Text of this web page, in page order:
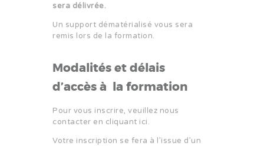
sera délivrée.
Un support dématérialisé vous sera
remis lors de la formation.
Modalités et délais
d’accès à la formation
Pour vous inscrire, veuillez nous
contacter en cliquant ici.
Votre inscription se fera à l’issue d’un